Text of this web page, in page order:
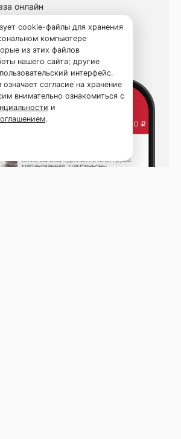
онлайн
cookie-файлы для хранения
компьютере
из этих файлов
нашего сайта; другие
интерфейс.
согласие на хранение
внимательно ознакомиться с
и
.